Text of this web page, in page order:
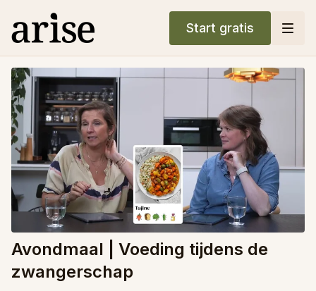
Start gratis
Avondmaal | Voeding tijdens de
zwangerschap